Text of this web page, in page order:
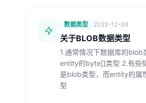
数据类型 ·2022-12-08
关于BLOB数据类型
1.通常情况下数据库的blob
entity的byte[]类型 2.有些
是blob类型，而entity的属
型